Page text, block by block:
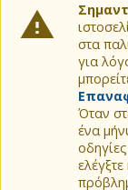
στα
για
Όταν
ένα